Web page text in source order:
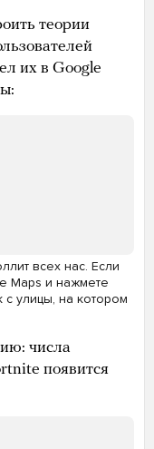
теории
их в Google
всех нас. Если
Maps и нажмете
с улицы, на котором
числа
появится